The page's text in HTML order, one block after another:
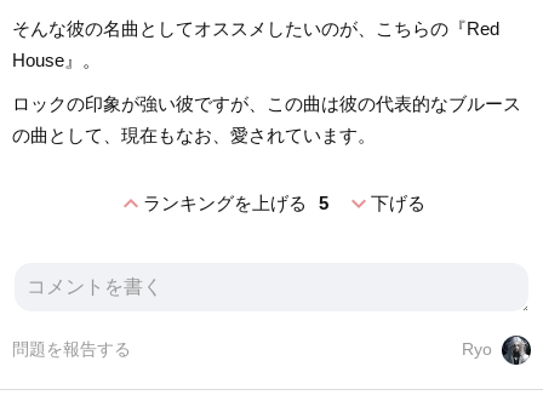
そんな彼の名曲としてオススメしたいのが、こちらの『Red
House』。
ロックの印象が強い彼ですが、この曲は彼の代表的なブルース
の曲として、現在もなお、愛されています。
expand_lessランキングを上げる 5 expand_more下げる
Ryo
問題を報告する